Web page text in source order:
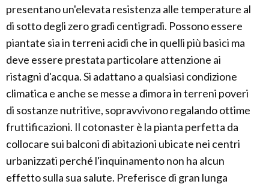
presentano un'elevata resistenza alle temperature al
di sotto degli zero gradi centigradi. Possono essere
piantate sia in terreni acidi che in quelli più basici ma
deve essere prestata particolare attenzione ai
ristagni d'acqua. Si adattano a qualsiasi condizione
climatica e anche se messe a dimora in terreni poveri
di sostanze nutritive, sopravvivono regalando ottime
fruttificazioni. Il cotonaster è la pianta perfetta da
collocare sui balconi di abitazioni ubicate nei centri
urbanizzati perché l'inquinamento non ha alcun
effetto sulla sua salute. Preferisce di gran lunga